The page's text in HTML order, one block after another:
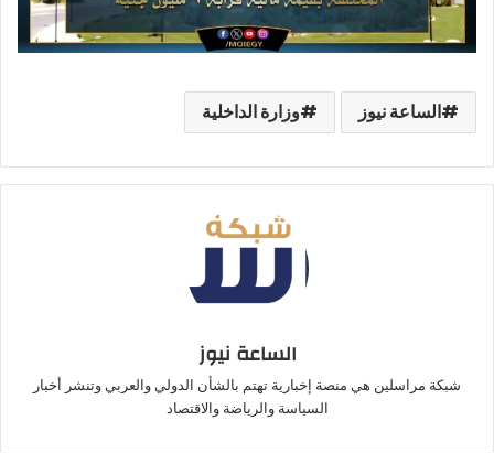
الساعة نيوز وزارة الداخلية
الساعة نيوز
شبكة مراسلين هي منصة إخبارية تهتم بالشأن الدولي والعربي وتنشر أخبار
السياسة والرياضة والاقتصاد